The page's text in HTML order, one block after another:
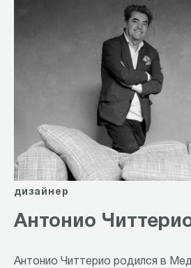
дизайнер
Антонио
Антонио Читтерио родился в